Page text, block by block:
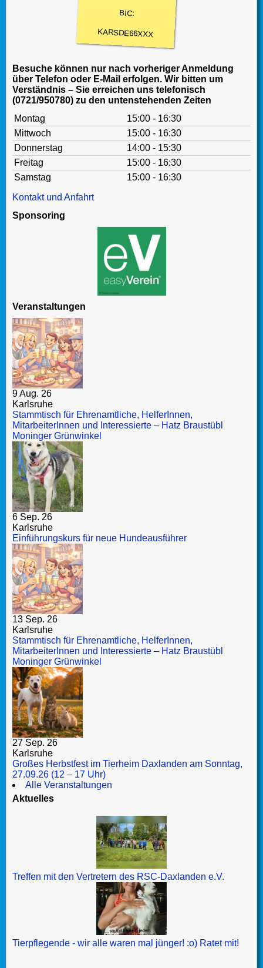
BIC:
KARSDE66XXX
Besuche können nur nach vorheriger Anmeldung
über Telefon oder E-Mail erfolgen. Wir bitten um
Verständnis – Sie erreichen uns telefonisch
(0721/950780) zu den untenstehenden Zeiten
Montag
15:00 - 16:30
Mittwoch
15:00 - 16:30
Donnerstag
14:00 - 15:30
Freitag
15:00 - 16:30
Samstag
15:00 - 16:30
Kontakt und Anfahrt
Sponsoring
Veranstaltungen
9 Aug. 26
Karlsruhe
Stammtisch für Ehrenamtliche, HelferInnen,
MitarbeiterInnen und Interessierte – Hatz Braustübl
Moninger Grünwinkel
6 Sep. 26
Karlsruhe
Einführungskurs für neue Hundeausführer
13 Sep. 26
Karlsruhe
Stammtisch für Ehrenamtliche, HelferInnen,
MitarbeiterInnen und Interessierte – Hatz Braustübl
Moninger Grünwinkel
27 Sep. 26
Karlsruhe
Großes Herbstfest im Tierheim Daxlanden am Sonntag,
27.09.26 (12 – 17 Uhr)
Alle Veranstaltungen
Aktuelles
Treffen mit den Vertretern des RSC-Daxlanden e.V.
Tierpflegende - wir alle waren mal jünger! :o) Ratet mit!